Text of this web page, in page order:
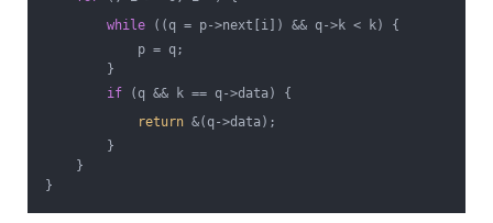
while ((q = p->next[i]) && q->k < k) {
p = q;
}
if (q && k == q->data) {
return &(q->data);
}
}
}